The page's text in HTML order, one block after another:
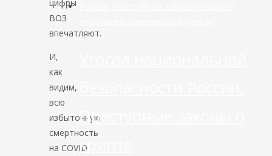
цифры
ВОЗ
впечатляют.
И,
как
видим,
всю
избыточную
смертность
на COVID-
Преступные законы о
крипте